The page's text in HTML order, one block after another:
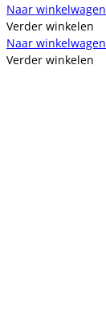
Naar winkelwagen
Verder winkelen
Naar winkelwagen
Verder winkelen